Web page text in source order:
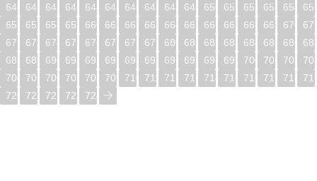
640
641 642 643 644 645 646 647 648 649 650 651 652 653 654
656
657 658 659 660 661 662 663 664 665 666 667 668 669 670
672
673 674 675 676 677 678 679 680 681 682 683 684 685 686
688
689 690 691 692 693 694 695 696 697 698 699 700 701 702
704
705 706 707 708 709 710 711 712 713 714 715 716 717 718
720
721 722 723 724